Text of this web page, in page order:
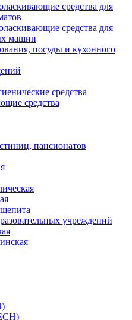
средства для
средства для
машин
посуды и кухонного
средства
средства
пансионатов
учреждений